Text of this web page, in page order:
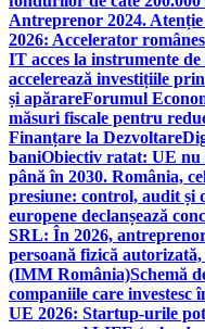
Antreprenor 2024.
2026: Accelerator
IT acces la instrumente
accelerează investițiile
și apărareForumul
măsuri fiscale pentru
Finanțare la Dezvoltare
baniObiectiv ratat: UE nu
până în 2030. România,
presiune: control, audit și
europene declanșează
SRL: În 2026,
persoană fizică
(IMM România)Schemă
companiile care investesc
UE 2026: Startup-urile